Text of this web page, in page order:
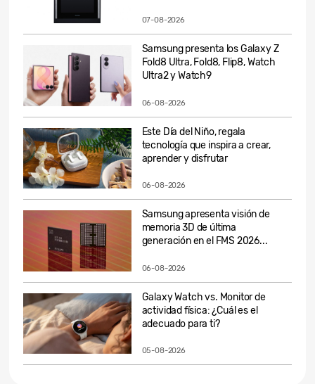
07-08-2026
Samsung presenta los Galaxy Z
Fold8 Ultra, Fold8, Flip8, Watch
Ultra2 y Watch9
06-08-2026
Este Día del Niño, regala
tecnología que inspira a crear,
aprender y disfrutar
06-08-2026
Samsung apresenta visión de
memoria 3D de última
generación en el FMS 2026...
06-08-2026
Galaxy Watch vs. Monitor de
actividad física: ¿Cuál es el
adecuado para ti?
05-08-2026